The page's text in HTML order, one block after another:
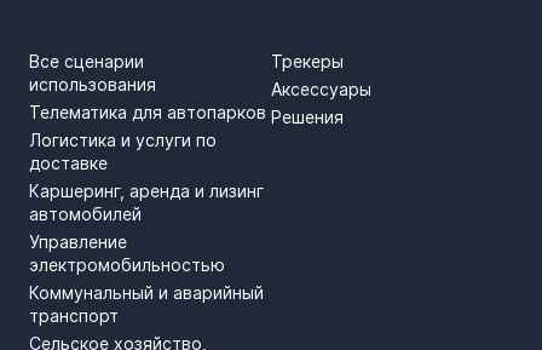
Все сценарии
использования
Телематика для автопарков
Логистика и услуги по
доставке
Каршеринг, аренда и лизинг
автомобилей
Управление
электромобильностью
Коммунальный и аварийный
транспорт
Сельское хозяйство,
Трекеры
Аксессуары
Решения